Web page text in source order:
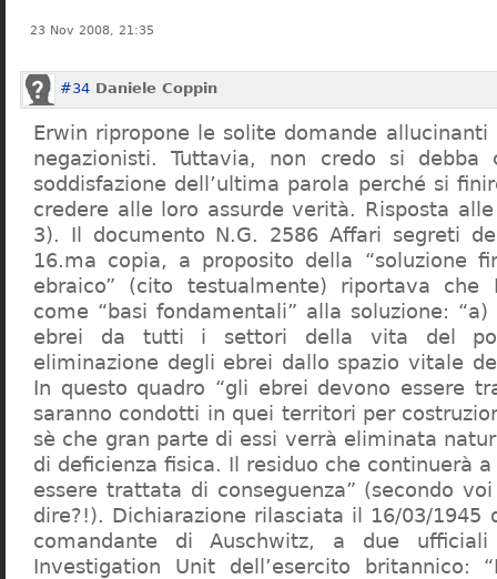
23 Nov 2008, 21:35
#34 Daniele Coppin
Erwin ripropone le solite domande
negazionisti. Tuttavia, non credo si debba
soddisfazione dell’ultima parola perché si
credere alle loro assurde verità. Risposta
3). Il documento N.G. 2586 Affari segreti
16.ma copia, a proposito della “soluzione
ebraico” (cito testualmente) riportava che
come “basi fondamentali” alla soluzione:
ebrei da tutti i settori della vita del
eliminazione degli ebrei dallo spazio vitale
In questo quadro “gli ebrei devono essere
saranno condotti in quei territori per
sè che gran parte di essi verrà eliminata
di deficienza fisica. Il residuo che continuerà
essere trattata di conseguenza” (secondo
dire?!). Dichiarazione rilasciata il 16/03/1945
comandante di Auschwitz, a due
Investigation Unit dell’esercito britannico: